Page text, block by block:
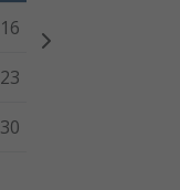
16
23
30